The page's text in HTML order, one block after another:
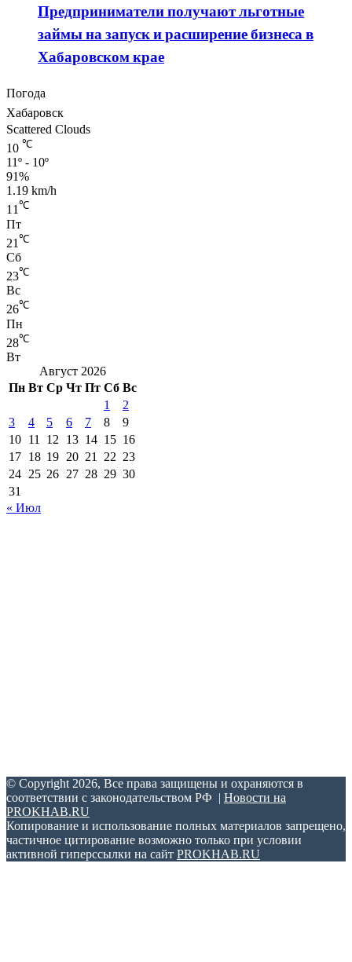
Предприниматели получают льготные
займы на запуск и расширение бизнеса в
Хабаровском крае
Погода
Хабаровск
Scattered Clouds
10 ℃
11º - 10º
91%
1.19 km/h
11℃
Пт
21 ℃
Сб
23℃
Вс
26℃
Пн
28℃
Вт
Август 2026
Пн Вт Ср Чт Пт Сб Вс
1
2
3
4 5 6 7 8
9
10 11 12 13 14 15 16
17 18 19 20 21 22 23
24 25 26 27 28 29 30
31
« Июл
© Copyright 2026, Все права защищены и охраняются в
соответствии с законодательством РФ | Новости на
PROKHAB.RU
Копирование и использование полных материалов запрещено,
частичное цитирование возможно только при условии
активной гиперссылки на сайт PROKHAB.RU